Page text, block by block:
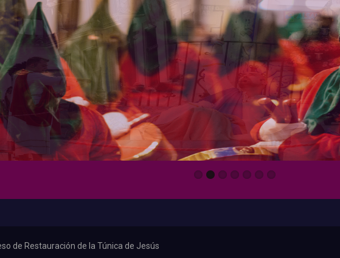
de Restauración de la Túnica de Jesús